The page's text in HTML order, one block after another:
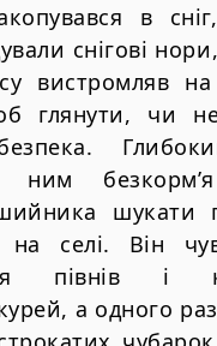
в
снігові
вистромляв
глянути, чи
ним
шукати
на селі. Він
півнів і
а одного